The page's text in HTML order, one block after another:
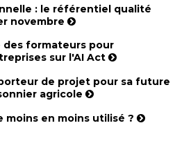
: le référentiel qualité
novembre
des formateurs pour
sur l'AI Act
de projet pour sa future
agricole
moins en moins utilisé ?